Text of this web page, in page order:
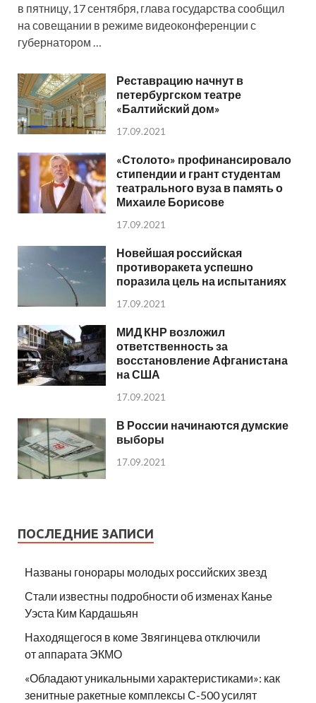
в пятницу, 17 сентября, глава государства сообщил
на совещании в режиме видеоконференции с
губернатором …
Реставрацию начнут в
петербургском театре
«Балтийский дом»
17.09.2021
«Столото» профинансировало
стипендии и грант студентам
театрального вуза в память о
Михаиле Борисове
17.09.2021
Новейшая российская
противоракета успешно
поразила цель на испытаниях
17.09.2021
МИД КНР возложил
ответственность за
восстановление Афганистана
на США
17.09.2021
В России начинаются думские
выборы
17.09.2021
ПОСЛЕДНИЕ ЗАПИСИ
Названы гонорары молодых российских звезд
Стали известны подробности об изменах Канье
Уэста Ким Кардашьян
Находящегося в коме Звягинцева отключили
от аппарата ЭКМО
«Обладают уникальными характеристиками»: как
зенитные ракетные комплексы С-500 усилят